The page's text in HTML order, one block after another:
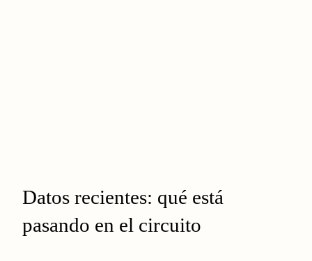
Datos recientes: qué está
pasando en el circuito